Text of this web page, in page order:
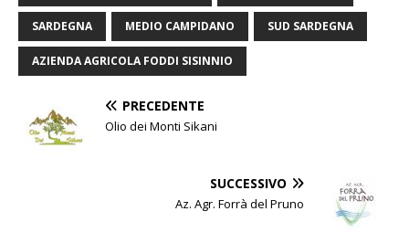
SARDEGNA MEDIO CAMPIDANO SUD SARDEGNA
AZIENDA AGRICOLA FODDI SISINNIO
PRECEDENTE
Olio dei Monti Sikani
SUCCESSIVO
Az. Agr. Forrà del Pruno